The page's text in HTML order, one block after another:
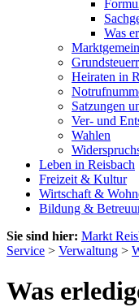
Was
Heiraten in
Satzungen
Ver- und
Wahlen
Leben in Reisbach
Freizeit & Kultur
Wirtschaft &
Bildung &
Sie sind hier: Markt
Service > Verwaltung >
Was